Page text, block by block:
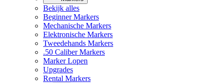
Bekijk alles
Beginner Markers
Mechanische Markers
Elektronische Markers
Tweedehands Markers
.50 Caliber Markers
Marker Lopen
Upgrades
Rental Markers